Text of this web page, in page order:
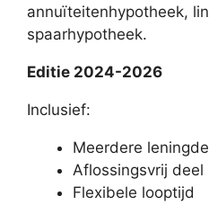
annuïteitenhypotheek,
spaarhypotheek.
Editie 2024-2026
Inclusief:
Meerdere
Aflossingsvrij deel
Flexibele looptijd